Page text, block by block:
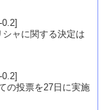
ャに関する決定は
の投票を27日に実施